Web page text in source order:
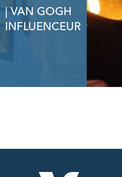
| VAN GOGH
INFLUENCEUR